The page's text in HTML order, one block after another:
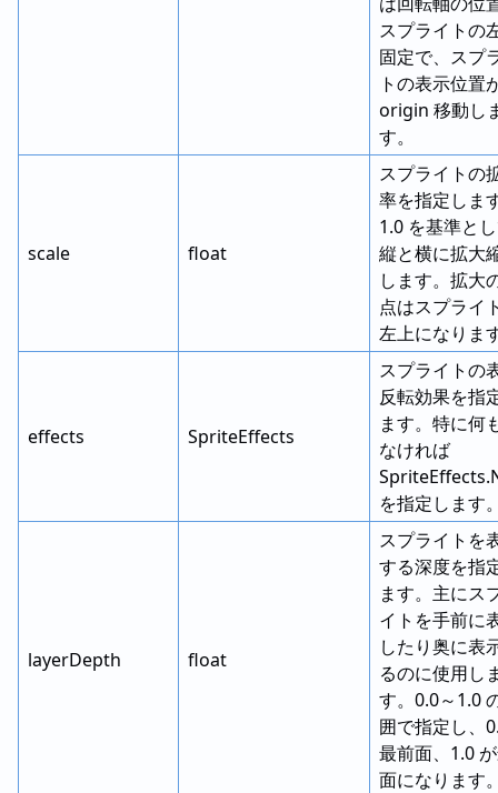
スプライトの
固定で、スプ
トの表示位置
origin 移動し
す。
scale float
スプライトの
率を指定しま
1.0 を基準と
縦と横に拡大
します。拡大
点はスプライ
左上になりま
effects SpriteEffects
スプライトの
反転効果を指
ます。特に何
なければ
を指定します
layerDepth float
スプライトを
する深度を指
ます。主にス
イトを手前に
したり奥に表
るのに使用し
す。0.0～1.0
囲で指定し、
最前面、1.0
面になります